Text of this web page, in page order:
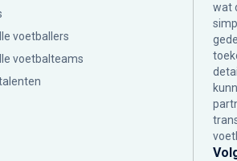
voetballers
voetbalteams
wat